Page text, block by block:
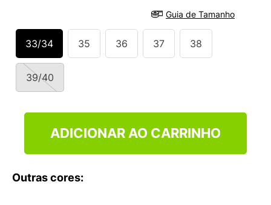
Guia de Tamanho
33/34 35 36 37 38
39/40
ADICIONAR AO CARRINHO
Outras cores:
10º VANS TÊNIS VANS ULTRARANGE